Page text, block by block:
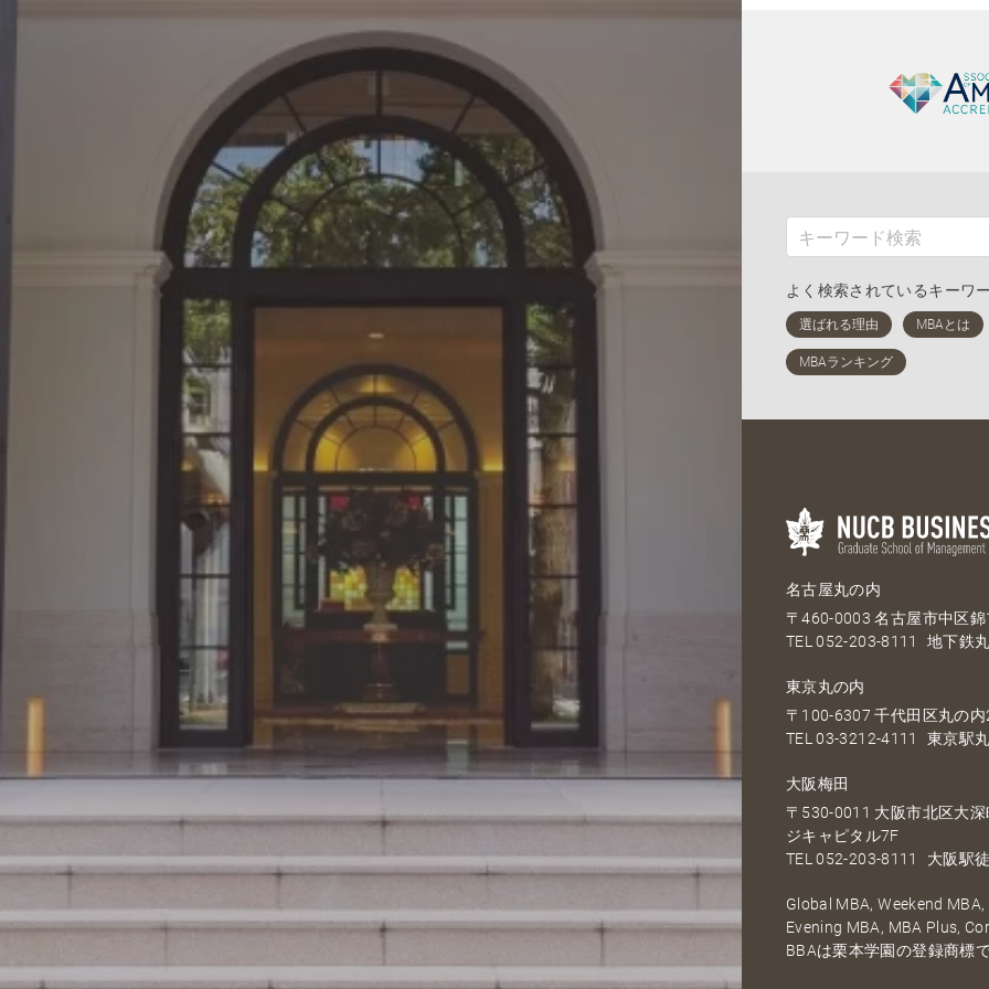
よく検索されているキーワ
名古屋丸の内
〒460-0003 名古屋市中区
TEL052-203-8111 地下鉄
東京丸の内
〒100-6307 千代田区丸の
TEL03-3212-4111 東京駅
大阪梅田
〒530-0011 大阪市北区大
ジキャピタル7F
TEL052-203-8111 大阪駅
Global MBA, Weekend
Evening MBA, MBA Plus,
BBAは栗本学園の登録商標